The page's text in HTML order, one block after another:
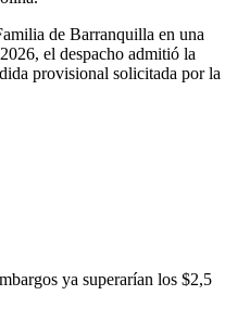
de Barranquilla en una
el despacho admitió la
provisional solicitada por la
ya superarían los $2,5